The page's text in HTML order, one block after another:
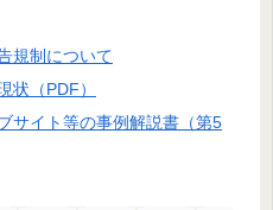
規制について
状（PDF）
サイト等の事例解説書（第5